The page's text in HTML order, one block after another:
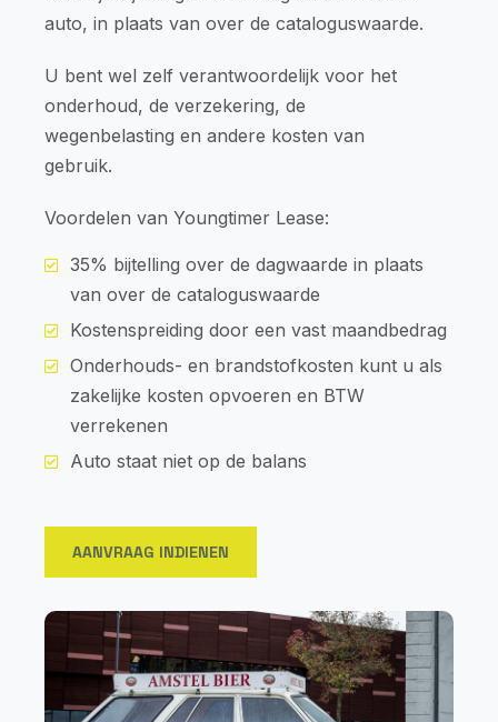
auto, in plaats van over de cataloguswaarde.
U bent wel zelf verantwoordelijk voor het
onderhoud, de verzekering, de
wegenbelasting en andere kosten van
gebruik.
Voordelen van Youngtimer Lease:
35% bijtelling over de dagwaarde in plaats
van over de cataloguswaarde
Kostenspreiding door een vast maandbedrag
Onderhouds- en brandstofkosten kunt u als
zakelijke kosten opvoeren en BTW
verrekenen
Auto staat niet op de balans
AANVRAAG INDIENEN